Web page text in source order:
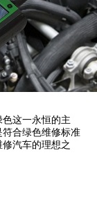
这一永恒的主
合绿色维修标准
汽车的理想之